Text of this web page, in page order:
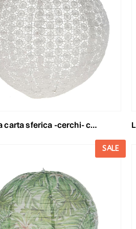
sferica -cerchi- cm 40 bianca
SALE